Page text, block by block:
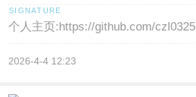
个人主页:https://github.com/czl0325
2026-4-4 12:23